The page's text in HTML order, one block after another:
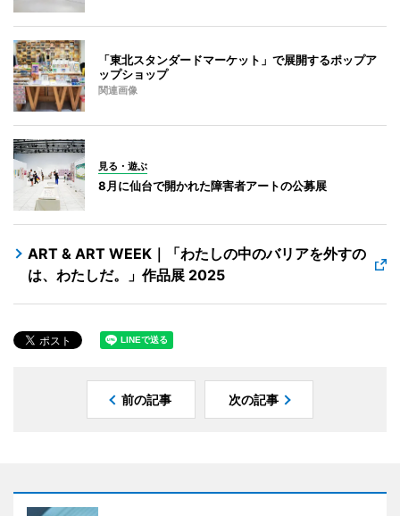
「東北スタンダードマーケット」で展開するポップア
ップショップ
関連画像
見る・遊ぶ
8月に仙台で開かれた障害者アートの公募展
ART & ART WEEK｜「わたしの中のバリアを外すの
は、わたしだ。」作品展 2025
前の記事 次の記事